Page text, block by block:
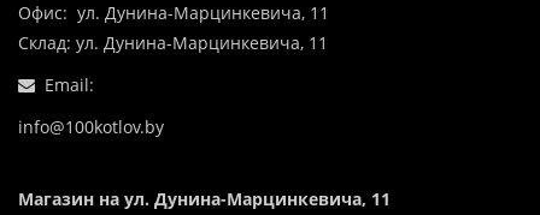
Офис: ул. Дунина-Марцинкевича, 11
Склад: ул. Дунина-Марцинкевича, 11
Email:
info@100kotlov.by
Магазин на ул. Дунина-Марцинкевича, 11